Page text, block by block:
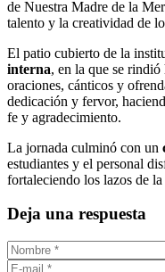
de Nuestra Madre de la
talento y la creatividad de
El patio cubierto de la
interna, en la que se
oraciones, cánticos y
dedicación y fervor,
fe y agradecimiento.
La jornada culminó con un
estudiantes y el personal
fortaleciendo los lazos de
Deja una respuesta